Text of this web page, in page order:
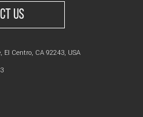
US
El Centro, CA 92243, USA